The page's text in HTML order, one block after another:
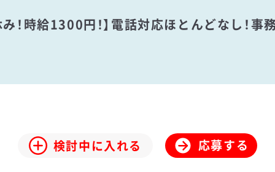
！時給1300円！】電話対応ほとんどなし！
検討中に入れる 応募する